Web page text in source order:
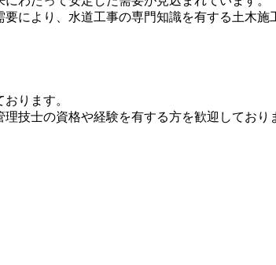
により、水道工事の専門知識を有する土木
ります。
技士の資格や経験を有する方を歓迎しており